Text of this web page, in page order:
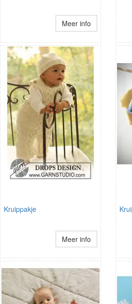
Meer info
Kruippakje
Meer info